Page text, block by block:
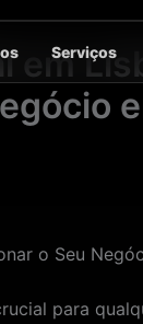
Serviços
em
o Seu
para